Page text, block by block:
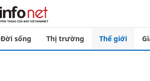
Đời sống Thị trường Thế giới